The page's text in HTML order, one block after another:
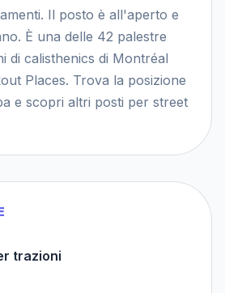
Il posto è all'aperto e
È una delle 42 palestre
di calisthenics di Montréal
Places. Trova la posizione
e scopri altri posti per street
trazioni